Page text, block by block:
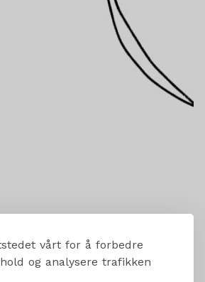
vårt for å forbedre
og analysere trafikken